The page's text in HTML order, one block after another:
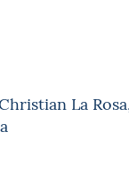
La